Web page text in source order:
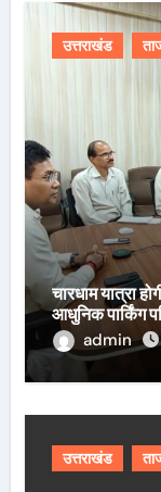
उत्तराखंड
चारधाम यात्रा
आधुनिक पार्किंग
admin
उत्तराखंड